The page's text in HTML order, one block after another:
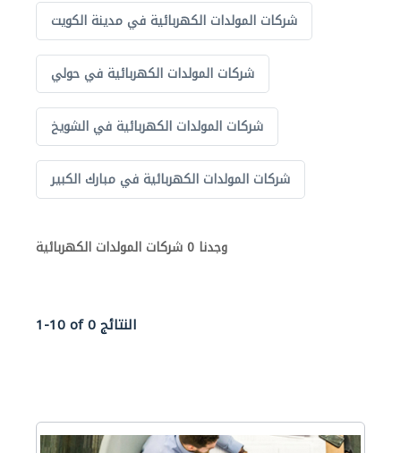
شركات المولدات الكهربائية في مدينة الكويت
شركات المولدات الكهربائية في حولي
شركات المولدات الكهربائية في الشويخ
شركات المولدات الكهربائية في مبارك الكبير
وجدنا 0 شركات المولدات الكهربائية
1-10 of 0 النتائج